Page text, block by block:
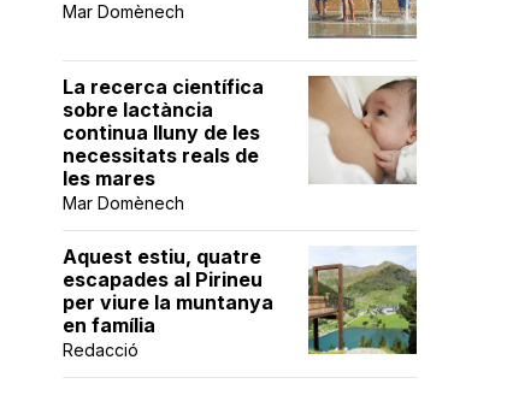
Mar Domènech
La recerca científica
sobre lactància
continua lluny de les
necessitats reals de
les mares
Mar Domènech
Aquest estiu, quatre
escapades al Pirineu
per viure la muntanya
en família
Redacció